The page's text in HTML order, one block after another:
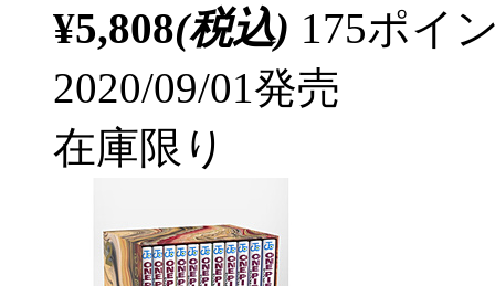
¥5,808(税込) 175ポイ
2020/09/01発売
在庫限り